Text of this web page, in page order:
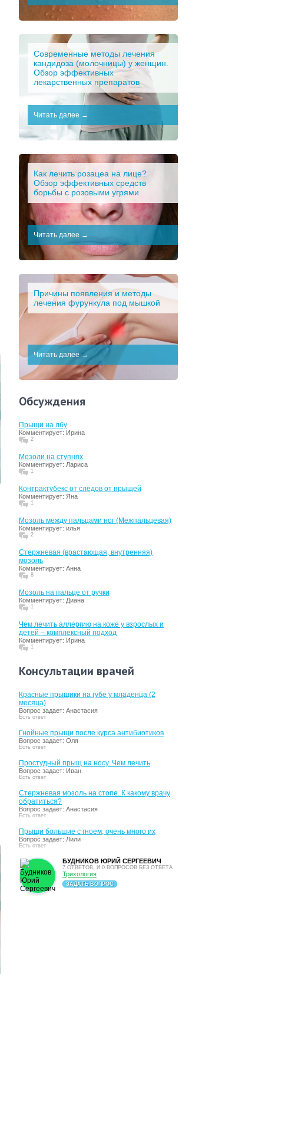
Современные методы лечения
кандидоза (молочницы) у женщин.
Обзор эффективных
лекарственных препаратов
Читать далее →
Как лечить розацеа на лице?
Обзор эффективных средств
борьбы с розовыми угрями
Читать далее →
Причины появления и методы
лечения фурункула под мышкой
Читать далее →
Обсуждения
Прыщи на лбу
Комментирует: Ирина
2
Мозоли на ступнях
Комментирует: Лариса
1
Контрактубекс от следов от прыщей
Комментирует: Яна
1
Мозоль между пальцами ног (Межпальцевая)
Комментирует: илья
2
Стержневая (врастающая, внутренняя)
мозоль
Комментирует: Анна
8
Мозоль на пальце от ручки
Комментирует: Диана
1
Чем лечить аллергию на коже у взрослых и
детей – комплексный подход
Комментирует: Ирина
1
Консультации врачей
Красные прыщики на губе у младенца (2
месяца)
Вопрос задает: Анастасия
Есть ответ
Гнойные прыщи после курса антибиотиков
Вопрос задает: Оля
Есть ответ
Простудный прыщ на носу. Чем лечить
Вопрос задает: Иван
Есть ответ
Стержневая мозоль на стопе. К какому врачу
обратиться?
Вопрос задает: Анастасия
Есть ответ
Прыщи большие с гноем, очень много их
Вопрос задает: Лили
Есть ответ
БУДНИКОВ ЮРИЙ СЕРГЕЕВИЧ
7 ОТВЕТОВ, И 0 ВОПРОСОВ БЕЗ ОТВЕТА
Трихология
ЗАДАТЬ ВОПРОС